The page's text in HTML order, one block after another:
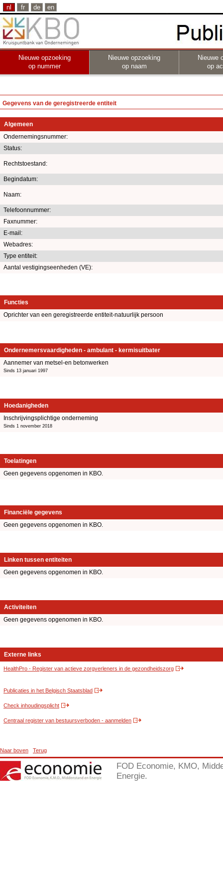
nl fr de en
Nieuwe opzoeking
op nummer
Nieuwe opzoeking
op naam
Nieuwe
op
Gegevens van de geregistreerde entiteit
Algemeen
Ondernemingsnummer:
Status:
Rechtstoestand:
Begindatum:
Naam:
Telefoonnummer:
Faxnummer:
E-mail:
Webadres:
Type entiteit:
Aantal vestigingseenheden (VE):
Functies
Oprichter van een geregistreerde entiteit-natuurlijk persoon
Ondernemersvaardigheden - ambulant - kermisuitbater
Aannemer van metsel-en betonwerken
Sinds 13 januari 1997
Hoedanigheden
Inschrijvingsplichtige onderneming
Sinds 1 november 2018
Toelatingen
Geen gegevens opgenomen in KBO.
Financiële gegevens
Geen gegevens opgenomen in KBO.
Linken tussen entiteiten
Geen gegevens opgenomen in KBO.
Activiteiten
Geen gegevens opgenomen in KBO.
Externe links
HealthPro - Register van actieve zorgverleners in de gezondheidszorg
Publicaties in het Belgisch Staatsblad
Check inhoudingsplicht
Centraal register van bestuursverboden - aanmelden
Naar boven Terug
FOD Economie, KMO,
Energie.